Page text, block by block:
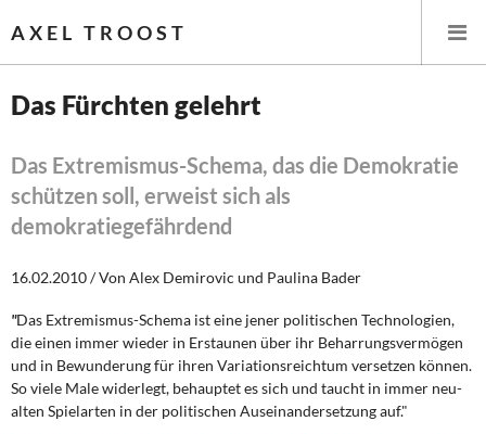
AXEL TROOST
Themen
Steuer- und Finanzpolitik
Öffentliche Infrastruktur und Daseinsvorsorge
Das Fürchten gelehrt
Das Extremismus-Schema, das die Demokratie
schützen soll, erweist sich als
demokratiegefährdend
16.02.2010 / Von Alex Demirovic und Paulina Bader
"Das Extremismus-Schema ist eine jener politischen Technologien,
die einen immer wieder in Erstaunen über ihr Beharrungsvermögen
und in Bewunderung für ihren Variationsreichtum versetzen können.
So viele Male widerlegt, behauptet es sich und taucht in immer neu-
alten Spielarten in der politischen Auseinandersetzung auf."